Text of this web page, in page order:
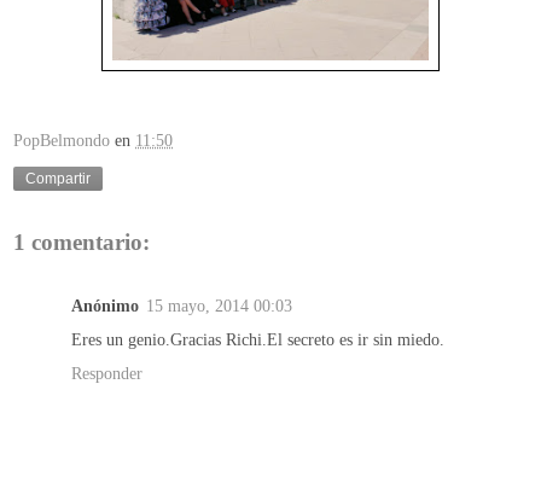
PopBelmondo en 11:50
Compartir
1 comentario:
Anónimo 15 mayo, 2014 00:03
Eres un genio.Gracias Richi.El secreto es ir sin miedo.
Responder